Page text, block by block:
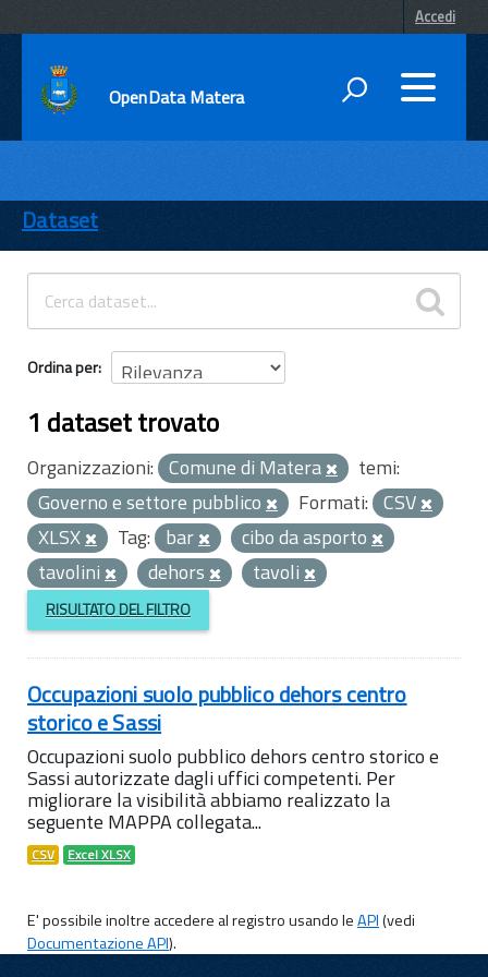
Accedi
OpenData Matera
ENTI
TEMI
INFORMAZIONI
Dataset
Ordina per
1 dataset trovato
Organizzazioni: Comune di Matera
temi:
Governo e settore pubblico
Formati: CSV
XLSX
Tag: bar
cibo da asporto
tavolini
dehors tavoli
RISULTATO DEL FILTRO
Occupazioni suolo pubblico dehors centro
storico e Sassi
Occupazioni suolo pubblico dehors centro storico e
Sassi autorizzate dagli uffici competenti. Per
migliorare la visibilità abbiamo realizzato la
seguente MAPPA collegata...
CSV Excel XLSX
E' possibile inoltre accedere al registro usando leAPI(vedi
Documentazione API).